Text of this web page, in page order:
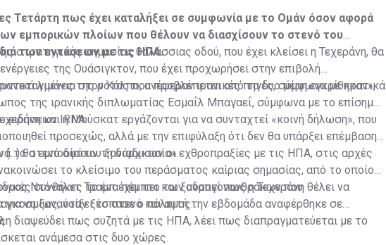
Τετάρτη πως έχει καταλήξει σε συμφωνία με το Ομάν όσον αφορά
εμπορικών πλοίων που θέλουν να διασχίσουν το στενό του
των εντάσεων με τις ΗΠΑ.
στρατηγικής σημασίας θαλάσσιας οδού, που έχει κλείσει η Τεχεράνη, θα
της Ουάσιγκτον, που έχει προχωρήσει στην επιβολή
λιμάνια στον Κόλπο, ανέφεραν ιρανικές πηγές, σύμφωνα με κρατικά
της ρότας που προβλέπεται από τα δυο μέρη εγκρίθηκαν»,
της ιρανικής διπλωματίας Εσμαΐλ Μπαγαεΐ, σύμφωνα με το επίσημο
ειδήσεων IRNA.
και η Μούσκατ εργάζονται για να συνταχτεί «κοινή δήλωση», που
προσεχώς, αλλά με την επιφύλαξη ότι δεν θα υπάρξει επέμβαση
θα εμποδίσουν τη διαδικασία».
το στενό αφότου ξανάρχισαν οι εχθροπραξίες με τις ΗΠΑ, στις αρχές
το κλείσιμο του περάσματος καίριας σημασίας, από το οποίο
συνθήκες το ένα πέμπτο των υδρογονανθράκων που
όταν ξέσπασε ο πόλεμος.
Ντόναλντ Τραμπ έχει πει και ξαναπεί πως η Τεχεράνη θέλει να
για να ξανανοίξει το στενό και αυτή την εβδομάδα αναφέρθηκε σε
διαψεύδει πως συζητά με τις ΗΠΑ, λέει πως διαπραγματεύεται με το
ανάμεσα στις δυο χώρες.